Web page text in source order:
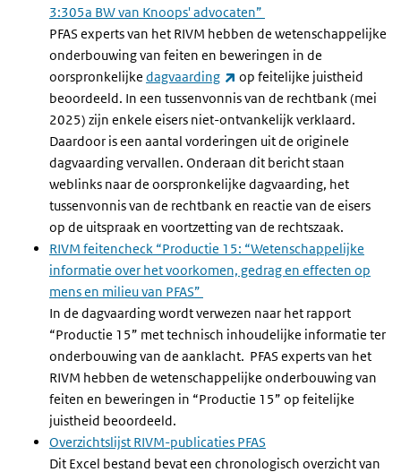
3:305a BW van Knoops' advocaten”
PFAS experts van het RIVM hebben de wetenschappelijke
onderbouwing van feiten en beweringen in de
oorspronkelijke dagvaarding (externe link)
op feitelijke juistheid
beoordeeld. In een tussenvonnis van de rechtbank (mei
2025) zijn enkele eisers niet-ontvankelijk verklaard.
Daardoor is een aantal vorderingen uit de originele
dagvaarding vervallen. Onderaan dit bericht staan
weblinks naar de oorspronkelijke dagvaarding, het
tussenvonnis van de rechtbank en reactie van de eisers
op de uitspraak en voortzetting van de rechtszaak.
RIVM feitencheck “Productie 15: “Wetenschappelijke
informatie over het voorkomen, gedrag en effecten op
mens en milieu van PFAS”
In de dagvaarding wordt verwezen naar het rapport
“Productie 15” met technisch inhoudelijke informatie ter
onderbouwing van de aanklacht. PFAS experts van het
RIVM hebben de wetenschappelijke onderbouwing van
feiten en beweringen in “Productie 15” op feitelijke
juistheid beoordeeld.
Overzichtslijst RIVM-publicaties PFAS
Dit Excel bestand bevat een chronologisch overzicht van